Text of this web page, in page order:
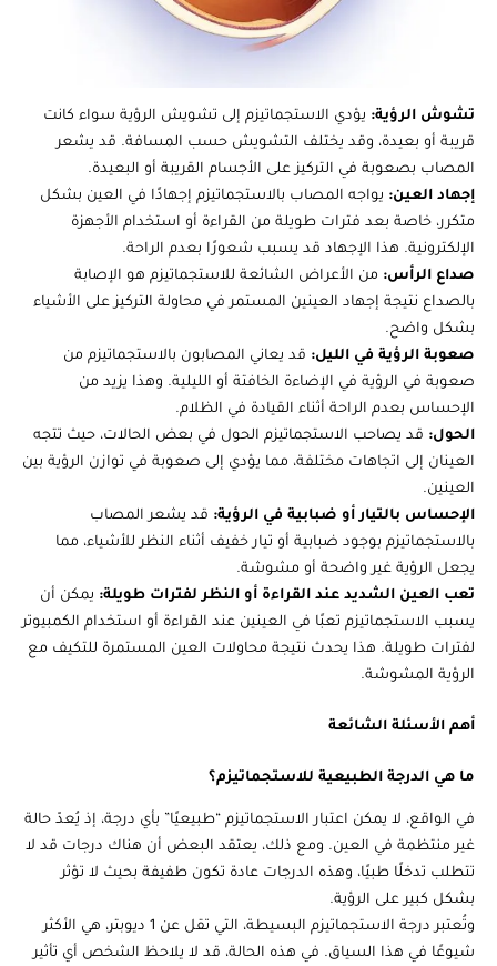
تشوش الرؤية: يؤدي الاستجماتيزم إلى تشويش الرؤية سواء كانت
قريبة أو بعيدة، وقد يختلف التشويش حسب المسافة. قد يشعر
المصاب بصعوبة في التركيز على الأجسام القريبة أو البعيدة.
إجهاد العين: يواجه المصاب بالاستجماتيزم إجهادًا في العين بشكل
متكرر، خاصة بعد فترات طويلة من القراءة أو استخدام الأجهزة
الإلكترونية. هذا الإجهاد قد يسبب شعورًا بعدم الراحة.
صداع الرأس: من الأعراض الشائعة للاستجماتيزم هو الإصابة
بالصداع نتيجة إجهاد العينين المستمر في محاولة التركيز على الأشياء
بشكل واضح.
صعوبة الرؤية في الليل: قد يعاني المصابون بالاستجماتيزم من
صعوبة في الرؤية في الإضاءة الخافتة أو الليلية. وهذا يزيد من
الإحساس بعدم الراحة أثناء القيادة في الظلام.
الحول: قد يصاحب الاستجماتيزم الحول في بعض الحالات، حيث تتجه
العينان إلى اتجاهات مختلفة، مما يؤدي إلى صعوبة في توازن الرؤية بين
العينين.
الإحساس بالتيار أو ضبابية في الرؤية: قد يشعر المصاب
بالاستجماتيزم بوجود ضبابية أو تيار خفيف أثناء النظر للأشياء، مما
يجعل الرؤية غير واضحة أو مشوشة.
تعب العين الشديد عند القراءة أو النظر لفترات طويلة: يمكن أن
يسبب الاستجماتيزم تعبًا في العينين عند القراءة أو استخدام الكمبيوتر
لفترات طويلة. هذا يحدث نتيجة محاولات العين المستمرة للتكيف مع
الرؤية المشوشة.
أهم الأسئلة الشائعة
ما هي الدرجة الطبيعية للاستجماتيزم؟
في الواقع، لا يمكن اعتبار الاستجماتيزم “طبيعيًا” بأي درجة، إذ يُعدّ حالة
غير منتظمة في العين. ومع ذلك، يعتقد البعض أن هناك درجات قد لا
تتطلب تدخلًا طبيًا، وهذه الدرجات عادة تكون طفيفة بحيث لا تؤثر
بشكل كبير على الرؤية.
وتُعتبر درجة الاستجماتيزم البسيطة، التي تقل عن 1 ديوبتر، هي الأكثر
شيوعًا في هذا السياق. في هذه الحالة، قد لا يلاحظ الشخص أي تأثير